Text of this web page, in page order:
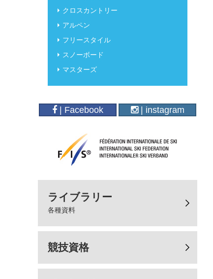
クロスカントリー
アルペン
フリースタイル
スノーボード
マスターズ
| Facebook | instagram
ライブラリー
各種資料
競技資格